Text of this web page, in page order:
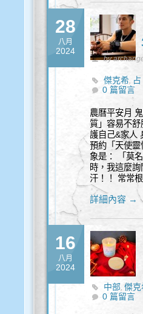
28
八月
2024
by
傑克希,
能量水晶
0 篇留言
農曆平安月
質」容易不
護自己&家人
預約「天使
象是： 「莫
時，我這麼
汗！！ 常常
詳細內容 →
16
八月
2024
中部,傑克
量,豐盛,
0 篇留言